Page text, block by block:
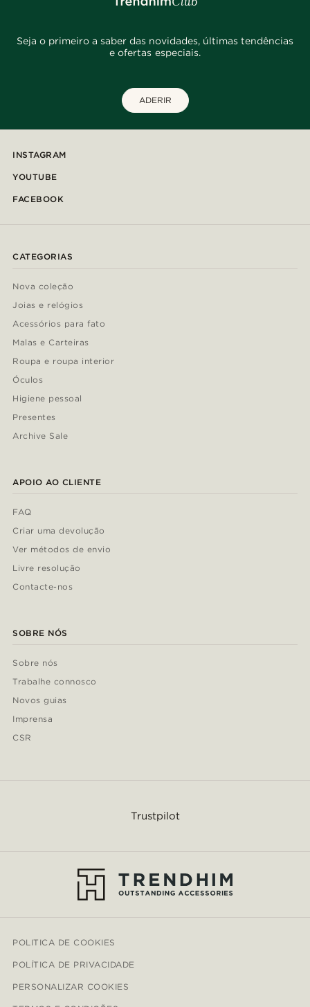
Seja o primeiro a saber das novidades, últimas tendências
e ofertas especiais.
ADERIR
INSTAGRAM
YOUTUBE
FACEBOOK
CATEGORIAS
Nova coleção
Joias e relógios
Acessórios para fato
Malas e Carteiras
Roupa e roupa interior
Óculos
Higiene pessoal
Presentes
Archive Sale
APOIO AO CLIENTE
FAQ
Criar uma devolução
Ver métodos de envio
Livre resolução
Contacte-nos
SOBRE NÓS
Sobre nós
Trabalhe connosco
Novos guias
Imprensa
CSR
Trustpilot
POLITICA DE COOKIES
POLÍTICA DE PRIVACIDADE
PERSONALIZAR COOKIES